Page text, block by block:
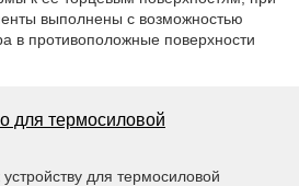
выполнены с возможностью
в противоположные поверхности
для термосиловой
для термосиловой